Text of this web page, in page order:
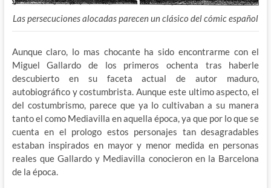
Las persecuciones alocadas parecen un clásico del cómic español
Aunque claro, lo mas chocante ha sido encontrarme con el
Miguel Gallardo de los primeros ochenta tras haberle
descubierto en su faceta actual de autor maduro,
autobiográfico y costumbrista. Aunque este ultimo aspecto, el
del costumbrismo, parece que ya lo cultivaban a su manera
tanto el como Mediavilla en aquella época, ya que por lo que se
cuenta en el prologo estos personajes tan desagradables
estaban inspirados en mayor y menor medida en personas
reales que Gallardo y Mediavilla conocieron en la Barcelona
de la época.